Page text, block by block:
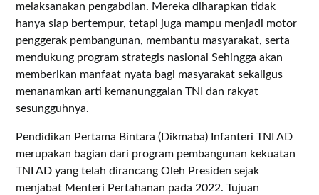
melaksanakan pengabdian. Mereka diharapkan tidak
hanya siap bertempur, tetapi juga mampu menjadi motor
penggerak pembangunan, membantu masyarakat, serta
mendukung program strategis nasional Sehingga akan
memberikan manfaat nyata bagi masyarakat sekaligus
menanamkan arti kemanunggalan TNI dan rakyat
sesungguhnya.
Pendidikan Pertama Bintara (Dikmaba) Infanteri TNI AD
merupakan bagian dari program pembangunan kekuatan
TNI AD yang telah dirancang Oleh Presiden sejak
menjabat Menteri Pertahanan pada 2022. Tujuan